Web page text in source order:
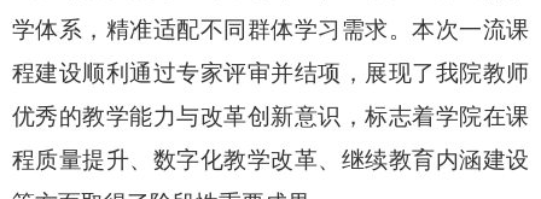
学体系，精准适配不同群体学习需求。本次一流课
程建设顺利通过专家评审并结项，展现了我院教师
优秀的教学能力与改革创新意识，标志着学院在课
程质量提升、数字化教学改革、继续教育内涵建设